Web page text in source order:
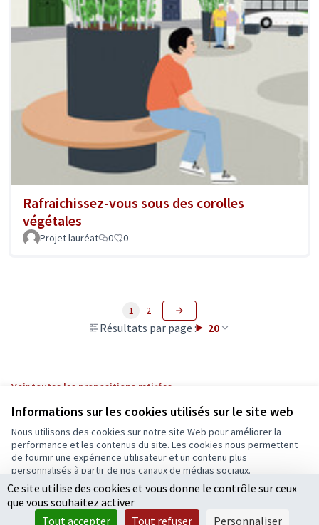
Informations sur les cookies utilisés sur le site web
Nous utilisons des cookies sur notre site Web pour améliorer la
performance et les contenus du site. Les cookies nous permettent
de fournir une expérience utilisateur et un contenu plus
personnalisés à partir de nos canaux de médias sociaux.
Tout accepter
Accepter seulement les cookies essentiels
Rafraichissez-vous sous des corolles
végétales
Projet lauréat 0 0
Résultats par page : 20
1 2
Voir toutes les propositions retirées
Conditions d'utilisation
Paramètres des cookies
Ecrivons Angers sur X
(Lien externe)
Ecrivons Angers sur Facebook
(Lien externe)
Ce site utilise des cookies et vous donne le contrôle sur ceux
que vous souhaitez activer
Tout accepter
Tout refuser Personnaliser